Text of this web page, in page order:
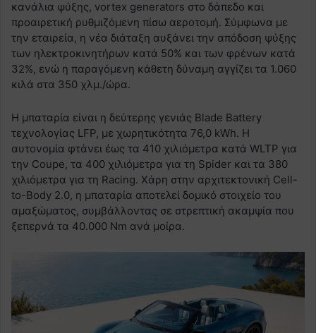
κανάλια ψύξης, vortex generators στο δάπεδο και
προαιρετική ρυθμιζόμενη πίσω αεροτομή. Σύμφωνα με
την εταιρεία, η νέα διάταξη αυξάνει την απόδοση ψύξης
των ηλεκτροκινητήρων κατά 50% και των φρένων κατά
32%, ενώ η παραγόμενη κάθετη δύναμη αγγίζει τα 1.060
κιλά στα 350 χλμ./ώρα.
Η μπαταρία είναι η δεύτερης γενιάς Blade Battery
τεχνολογίας LFP, με χωρητικότητα 76,0 kWh. Η
αυτονομία φτάνει έως τα 410 χιλιόμετρα κατά WLTP για
την Coupe, τα 400 χιλιόμετρα για τη Spider και τα 380
χιλιόμετρα για τη Racing. Χάρη στην αρχιτεκτονική Cell-
to-Body 2.0, η μπαταρία αποτελεί δομικό στοιχείο του
αμαξώματος, συμβάλλοντας σε στρεπτική ακαμψία που
ξεπερνά τα 40.000 Nm ανά μοίρα.